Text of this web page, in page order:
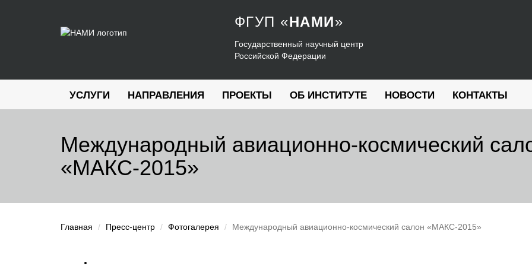
ФГУП «НАМИ»
Государственный научный центр
Российской Федерации
УСЛУГИ НАПРАВЛЕНИЯ ПРОЕКТЫ ОБ ИНСТИТУТЕ НОВОСТИ КОНТАКТЫ
Международный авиационно-космический
«МАКС-2015»
Главная Пресс-центр Фотогалерея Международный авиационно-космический салон «МАКС-2015»